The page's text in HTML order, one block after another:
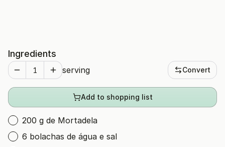
Ingredients
serving Convert
Add to shopping list
200 g de Mortadela
6 bolachas de água e sal